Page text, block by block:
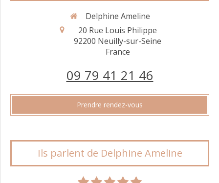
Delphine Ameline
20 Rue Louis Philippe
92200 Neuilly-sur-Seine
France
09 79 41 21 46
Prendre rendez-vous
Ils parlent de Delphine Ameline